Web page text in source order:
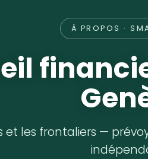
À PROPOS ·
et les frontaliers —